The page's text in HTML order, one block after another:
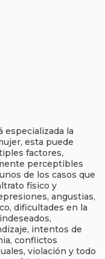
especializada la
esta puede
factores,
perceptibles
de los casos que
físico y
angustias,
dificultades en la
intentos de
conflictos
violación y todo